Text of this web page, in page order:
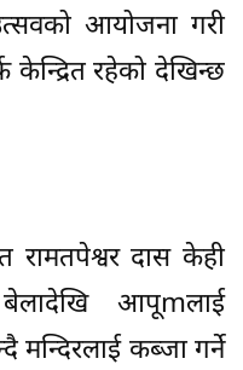
आयोजना गरी
केन्द्रित रहेको देखिन्छ
रामतपेश्वर दास केही
आपूmलाई
मन्दिरलाई कब्जा गर्ने